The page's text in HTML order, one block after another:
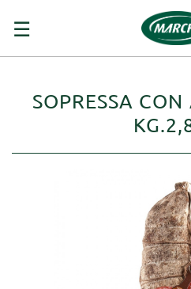
navigazione
☰
SOPRESSA